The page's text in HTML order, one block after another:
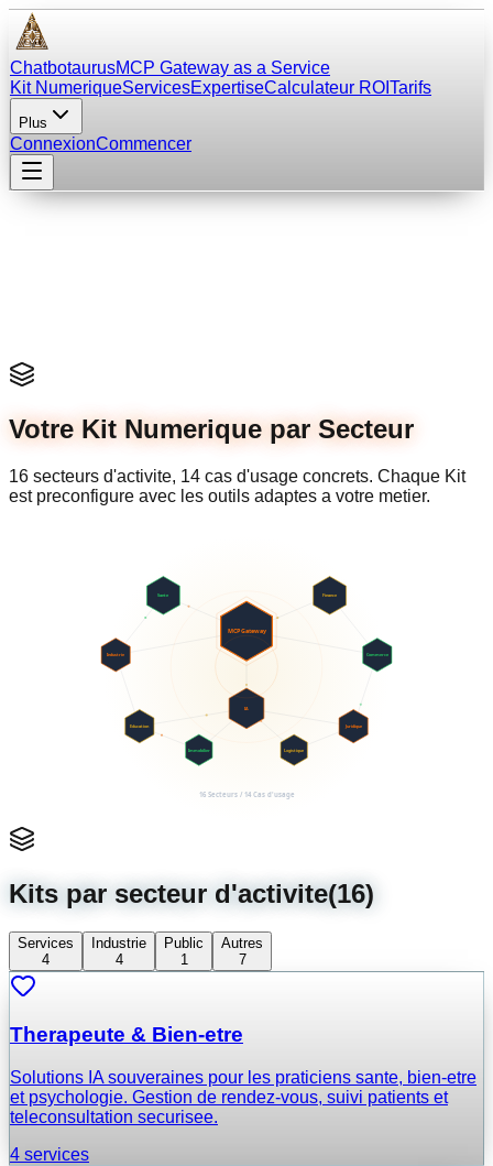
ChatbotaurusMCP Gateway as a Service
Kit NumeriqueServicesExpertiseCalculateur ROI Tarifs
Plus
ConnexionCommencer
Votre Kit Numerique par Secteur
16 secteurs d'activite, 14 cas d'usage concrets. Chaque Kit
est preconfigure avec les outils adaptes a votre metier.
MCP Gateway
Sante Finance
Industrie Commerce
Education Juridique
Immobilier Logistique
IA
16 Secteurs / 14 Cas d'usage
Kits par secteur d'activite(16)
Services
4
Industrie
4
Public
1
Autres
7
Therapeute & Bien-etre
Solutions IA souveraines pour les praticiens sante, bien-etre
et psychologie. Gestion de rendez-vous, suivi patients et
teleconsultation securisee.
4 services